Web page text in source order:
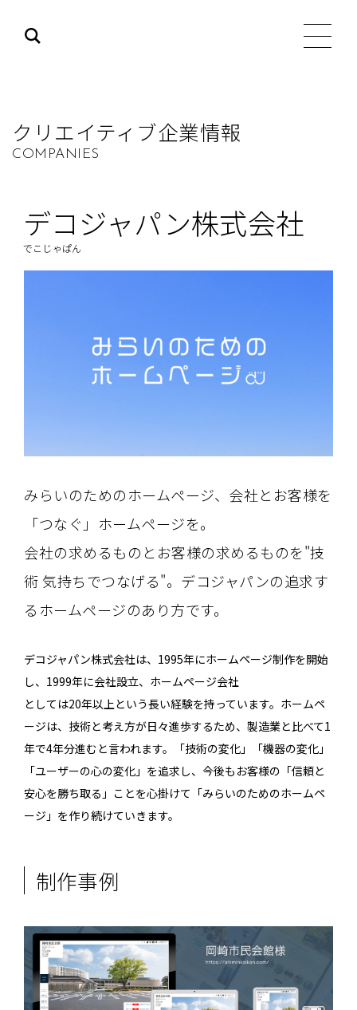
クリエイティブ企業情報
COMPANIES
デコジャパン株式会社
でこじゃぱん
みらいのためのホームページ、会社とお客様を
「つなぐ」ホームページを。
会社の求めるものとお客様の求めるものを"技
術 気持ちでつなげる"。デコジャパンの追求す
るホームページのあり方です。
デコジャパン株式会社は、1995年にホームページ制作を開始
し、1999年に会社設立、ホームページ会社
としては20年以上という長い経験を持っています。ホームペ
ージは、技術と考え方が日々進歩するため、製造業と比べて1
年で4年分進むと言われます。「技術の変化」「機器の変化」
「ユーザーの心の変化」を追求し、今後もお客様の「信頼と
安心を勝ち取る」ことを心掛けて「みらいのためのホームペ
ージ」を作り続けていきます。
制作事例